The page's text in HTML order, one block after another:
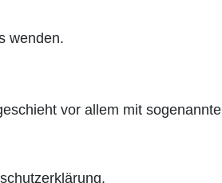
wenden.
vor allem mit